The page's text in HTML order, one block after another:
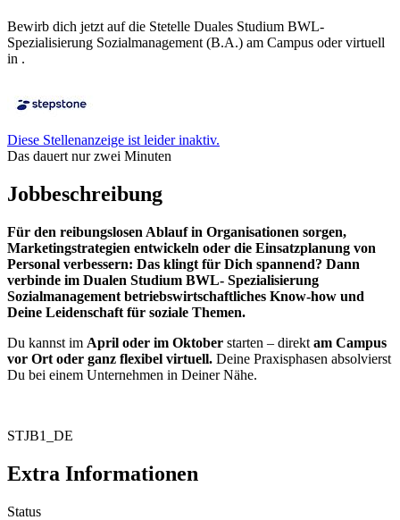
Bewirb dich jetzt auf die Stetelle Duales Studium BWL-
Spezialisierung Sozialmanagement (B.A.) am Campus oder virtuell
in .
Diese Stellenanzeige ist leider inaktiv.
Das dauert nur zwei Minuten
Jobbeschreibung
Für den reibungslosen Ablauf in Organisationen sorgen,
Marketingstrategien entwickeln oder die Einsatzplanung von
Personal verbessern: Das klingt für Dich spannend? Dann
verbinde im Dualen Studium BWL- Spezialisierung
Sozialmanagement betriebswirtschaftliches Know-how und
Deine Leidenschaft für soziale Themen.
Du kannst im April oder im Oktober starten – direkt am Campus
vor Ort oder ganz flexibel virtuell. Deine Praxisphasen absolvierst
Du bei einem Unternehmen in Deiner Nähe.
STJB1_DE
Extra Informationen
Status